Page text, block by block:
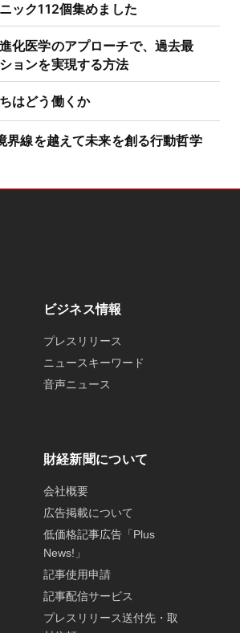
ック112個集めました
化医学のアプローチで、過去最
ョンを実現する方法
はどう働くか
界線を越えて未来を創る行動哲学
ビジネス情報
プレスリリース
ニュースキーワード
音声ニュース
財経新聞について
会社概要
広告掲載について
低価格記事広告「Plus
News!」
記事使用申請
記事配信サービス
プレスリリース送付先・取